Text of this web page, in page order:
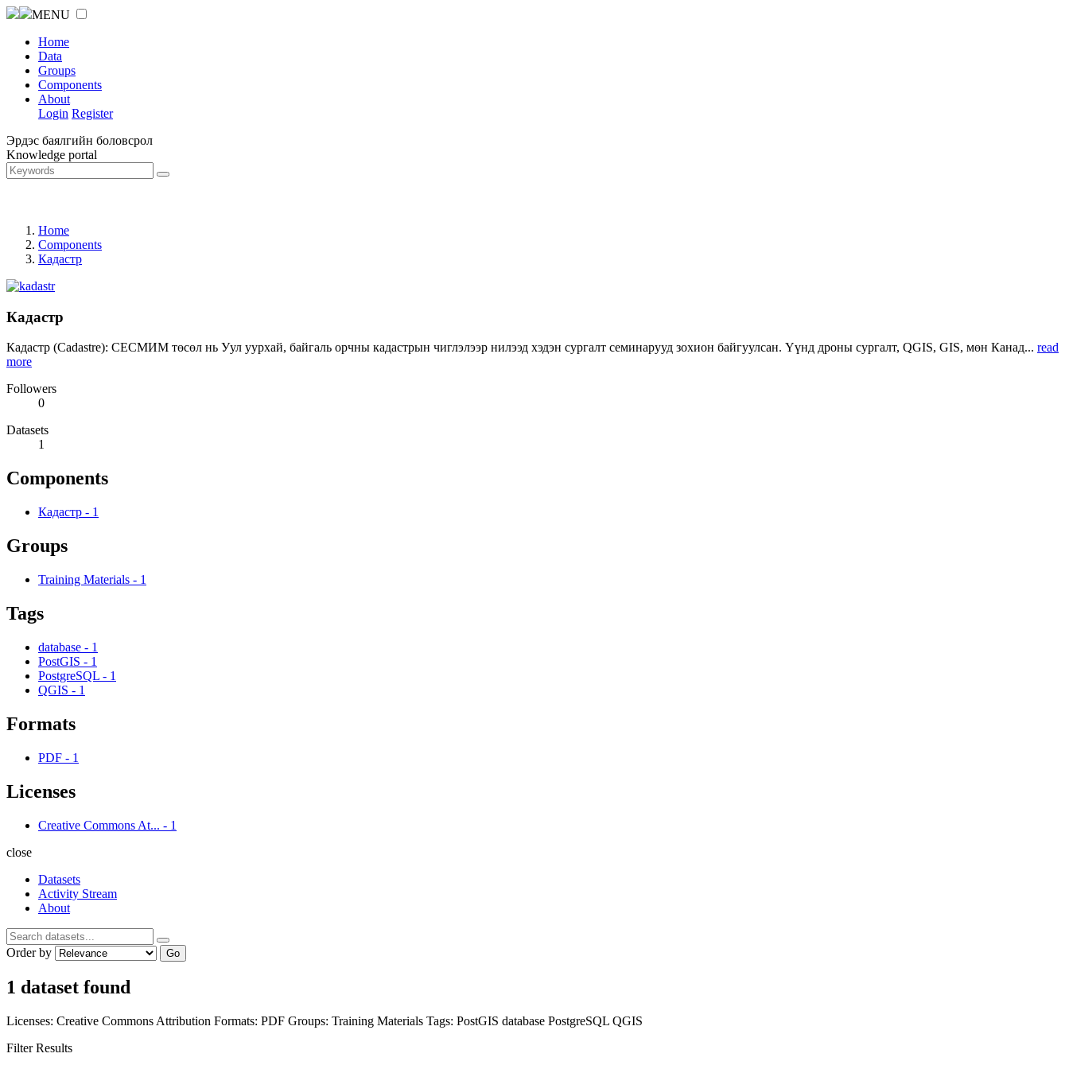
MENU
Home
Data
Groups
Components
About
Login Register
Эрдэс баялгийн боловсрол
Knowledge portal
Home
Components
Кадастр
Кадастр
Кадастр (Cadastre): СЕСМИМ төсөл нь Уул уурхай, байгаль орчны кадастрын чиглэлээр нилээд хэдэн сургалт семинарууд зохион байгуулсан. Үүнд дроны сургалт, QGIS, GIS, мөн Канад... read
more
Followers
0
Datasets
1
Components
Кадастр - 1
Groups
Training Materials - 1
Tags
database - 1
PostGIS - 1
PostgreSQL - 1
QGIS - 1
Formats
PDF - 1
Licenses
Creative Commons At... - 1
close
Datasets
Activity Stream
About
Order by Go
1 dataset found
Licenses: Creative Commons Attribution Formats: PDF Groups: Training Materials Tags: PostGIS database PostgreSQL QGIS
Filter Results